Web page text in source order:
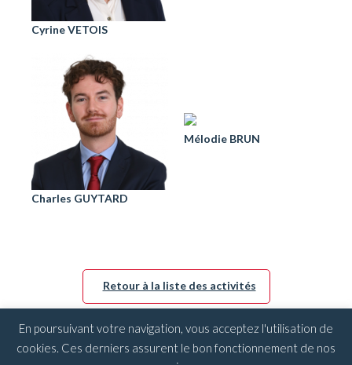
Cyrine VETOIS
Charles GUYTARD
Mélodie BRUN
Retour à la liste des activités
En poursuivant votre navigation, vous acceptez l'utilisation de
cookies. Ces derniers assurent le bon fonctionnement de nos